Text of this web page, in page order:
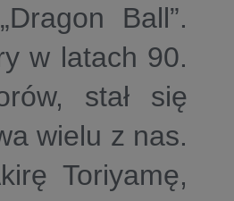
Ball”.
w latach 90.
stał się
wielu z nas.
Toriyamę,